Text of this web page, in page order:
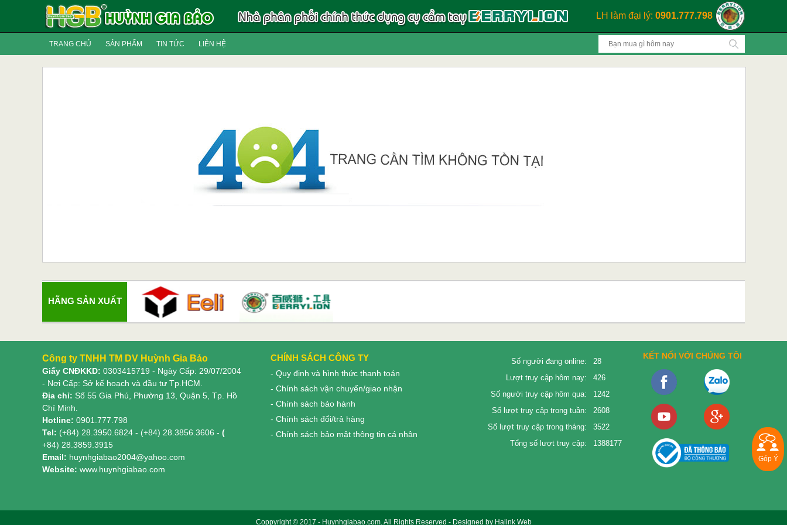
LH làm đại lý: 0901.777.798
TRANG CHỦ SẢN PHẨM TIN TỨC LIÊN HỆ
Góp Ý
HÃNG SẢN XUẤT
Công ty TNHH TM DV Huỳnh Gia Bảo
Giấy CNĐKKD: 0303415719 - Ngày Cấp: 29/07/2004
- Nơi Cấp: Sở kế hoạch và đầu tư Tp.HCM.
Địa chỉ: Số 55 Gia Phú, Phường 13, Quận 5, Tp. Hồ
Chí Minh.
Hotline: 0901.777.798
Tel: (+84) 28.3950.6824 - (+84) 28.3856.3606 - (
+84) 28.3859.3915
Email: huynhgiabao2004@yahoo.com
Website: www.huynhgiabao.com
CHÍNH SÁCH CÔNG TY
- Quy định và hình thức thanh toán
- Chính sách vận chuyển/giao nhận
- Chính sách bảo hành
- Chính sách đổi/trả hàng
- Chính sách bảo mật thông tin cá nhân
Số người đang online:
28
Lượt truy cập hôm nay:
426
Số người truy cập hôm qua:
1242
Số lượt truy cập trong tuần:
2608
Số lượt truy cập trong tháng:
3522
Tổng số lượt truy cập:
1388177
KẾT NỐI VỚI CHÚNG TÔI
Coppyright © 2017 - Huynhgiabao.com. All Rights Reserved - Designed by Halink Web